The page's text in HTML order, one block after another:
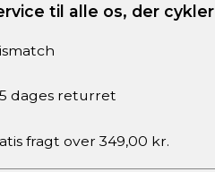
til alle os, der cykler
dages returret
fragt over 349,00 kr.